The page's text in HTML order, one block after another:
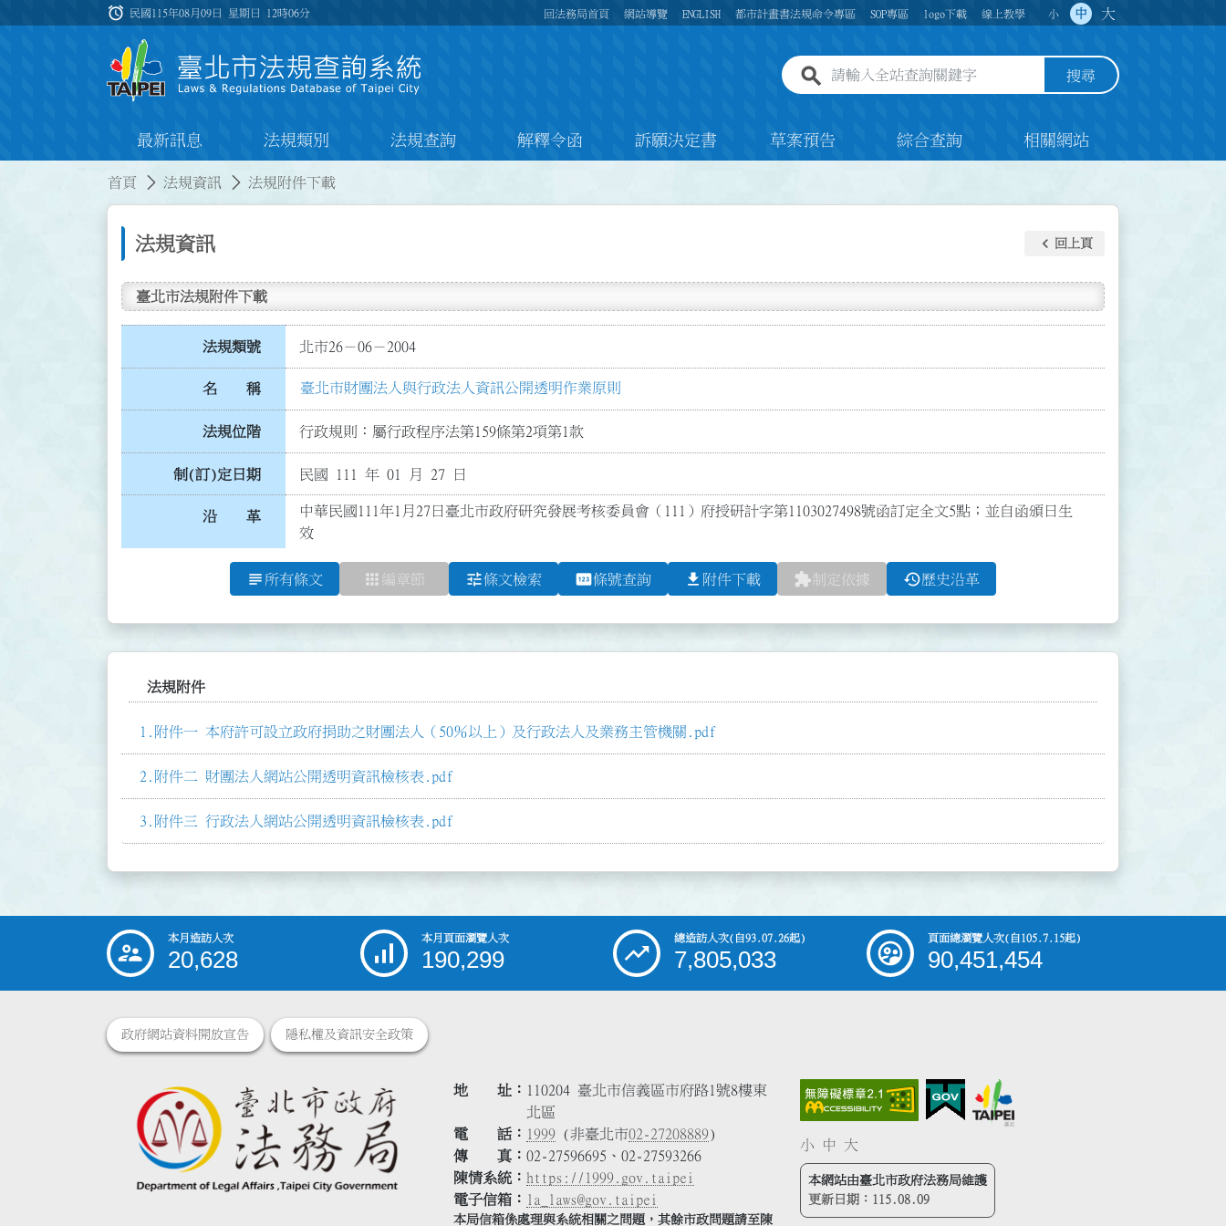
:::
alarm 民國115年08月09日 星期日 12時06分 回法務局首頁 網站導覽 ENGLISH 都市計畫書法規命令專區 SOP專區 logo下載 線上教學 小 中 大
全站查詢關鍵字欄位 搜尋
最新訊息 法規類別 法規查詢 解釋令函 訴願決定書 草案預告 綜合查詢 相關網站
首頁 法規資訊 法規附件下載
法規資訊 keyboard_arrow_left 回上頁
臺北市法規附件下載
法規類號 北市26－06－2004
名 稱 臺北市財團法人與行政法人資訊公開透明作業原則
法規位階 行政規則：屬行政程序法第159條第2項第1款
制(訂)定日期 民國 111 年 01 月 27 日
沿 革
中華民國111年1月27日臺北市政府研究發展考核委員會（111）府授研計字第1103027498號函訂定全文5點；並自函頒日生
效
subject 所有條文 apps 編章節 tune條文檢索 pin條號查詢 file_download 附件下載 extension制定依據 history歷史沿革
法規附件
附件一 本府許可設立政府捐助之財團法人（50％以上）及行政法人及業務主管機關.pdf
附件二 財團法人網站公開透明資訊檢核表.pdf
附件三 行政法人網站公開透明資訊檢核表.pdf
::: 本月造訪人次
20,628
本月頁面瀏覽人次
190,299
總造訪人次(自93.07.26起)
7,805,033
頁面總瀏覽人次(自105.7.15起)
90,451,454
政府網站資料開放宣告 隱私權及資訊安全政策
地 址
110204 臺北市信義區市府路1號8樓東
北區
電 話
1999 (非臺北市02-27208889)
傳 真
02-27596695、02-27593266
陳情系統
https://1999.gov.taipei
電子信箱
la_laws@gov.taipei
本局信箱係處理與系統相關之問題，其餘市政問題請至陳
小 中 大
本網站由臺北市政府法務局維護
更新日期： 115.08.09